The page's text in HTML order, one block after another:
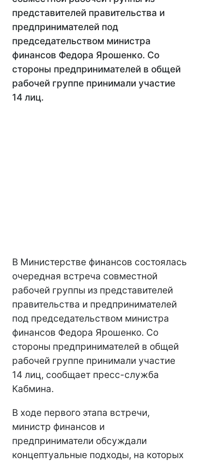
представителей правительства и
предпринимателей под
председательством министра
финансов Федора Ярошенко. Со
стороны предпринимателей в общей
рабочей группе принимали участие
14 лиц.
В Министерстве финансов состоялась
очередная встреча совместной
рабочей группы из представителей
правительства и предпринимателей
под председательством министра
финансов Федора Ярошенко. Со
стороны предпринимателей в общей
рабочей группе принимали участие
14 лиц, сообщает пресс-служба
Кабмина.
В ходе первого этапа встречи,
министр финансов и
предприниматели обсуждали
концептуальные подходы, на которых